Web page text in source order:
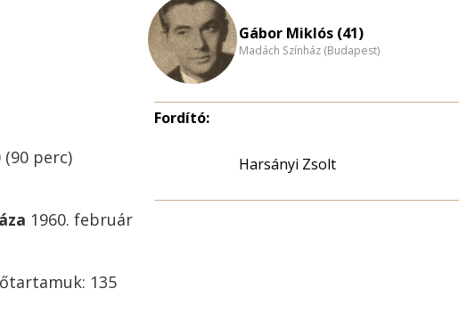
(90 perc)
1960. február
135
Gábor Miklós (41)
Madách Színház (Budapest)
Fordító:
Harsányi Zsolt